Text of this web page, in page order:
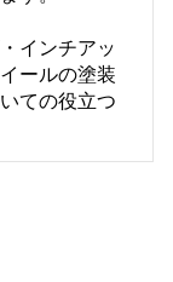
インチアッ
ールの塗装
ての役立つ